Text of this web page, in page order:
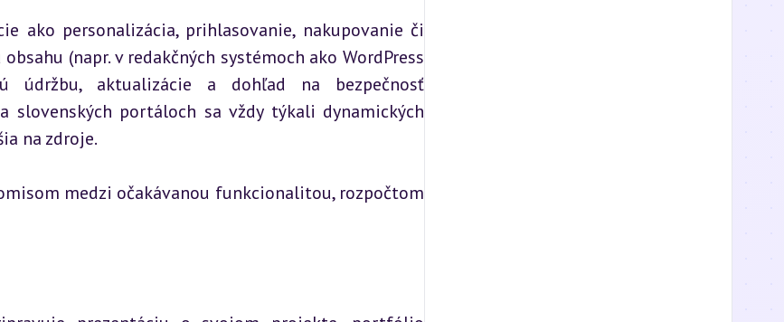
ako personalizácia, prihlasovanie, nakupovanie či
(napr. v redakčných systémoch ako WordPress
údržbu, aktualizácie a dohľad na bezpečnosť
slovenských portáloch sa vždy týkali dynamických
na zdroje.
medzi očakávanou funkcionalitou, rozpočtom